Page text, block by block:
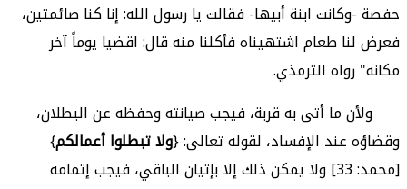
حفصة -وكانت ابنة أبيها- فقالت يا رسول الله: إنا كنا صائمتين،
فعرض لنا طعام اشتهيناه فأكلنا منه قال: اقضيا يوماً آخر
مكانه" رواه الترمذي.
ولأن ما أتى به قربة، فيجب صيانته وحفظه عن البطلان،
وقضاؤه عند الإفساد، لقوله تعالى: {ولا تبطلوا أعمالكم}
[محمد: 33] ولا يمكن ذلك إلا بإتيان الباقي، فيجب إتمامه